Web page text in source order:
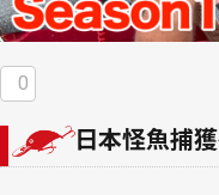
0
日本怪魚捕